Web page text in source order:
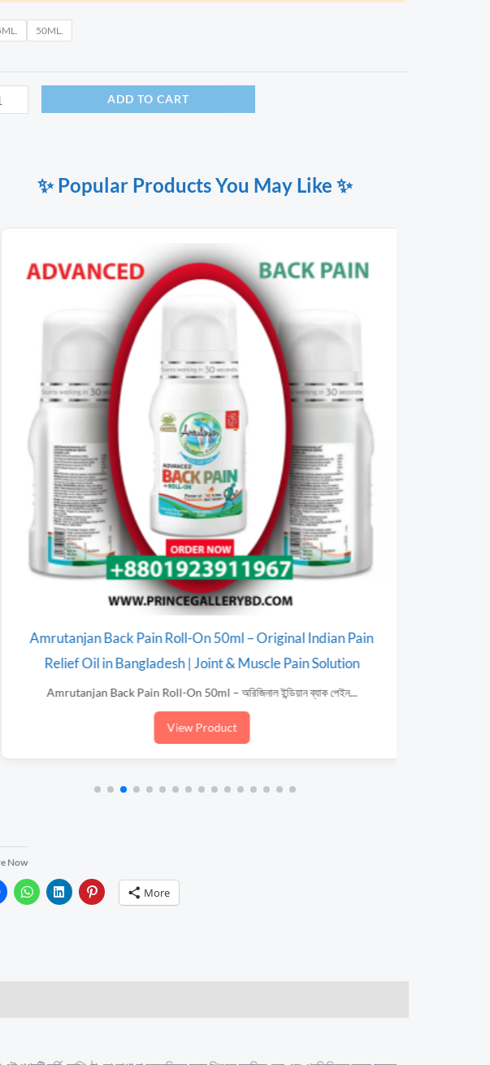
50ML.
ADD TO CART
✨ Popular Products You May Like ✨
Amrutanjan Back Pain Roll-On 50ml – Original Indian Pain
Relief Oil in Bangladesh | Joint & Muscle Pain Solution
Amrutanjan Back Pain Roll-On 50ml – অরিজিনাল ইন্ডিয়ান ব্যাক পেইন...
View Product
Now
More